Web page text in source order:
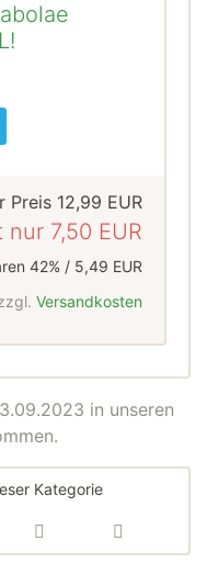
Preis 12,99 EUR
nur 7,50 EUR
42% / 5,49 EUR
Versandkosten
in unseren
Kategorie